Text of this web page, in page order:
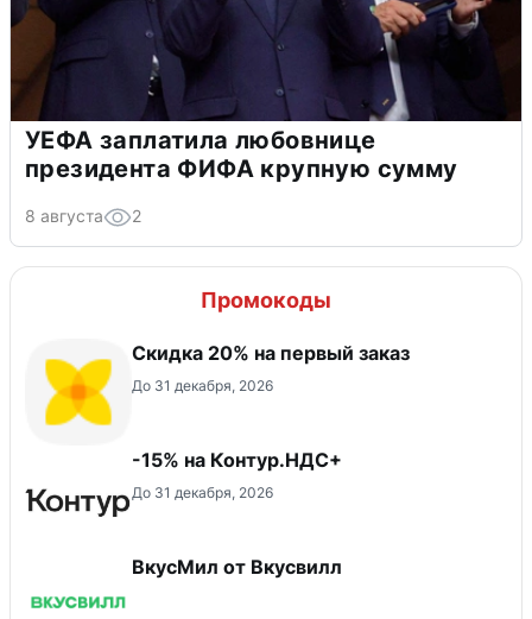
УЕФА заплатила любовнице
президента ФИФА крупную сумму
8 августа 2
Промокоды
​Скидка 20% на первый заказ
До 31 декабря, 2026
-15% на Контур.НДС+
До 31 декабря, 2026
ВкусМил от Вкусвилл